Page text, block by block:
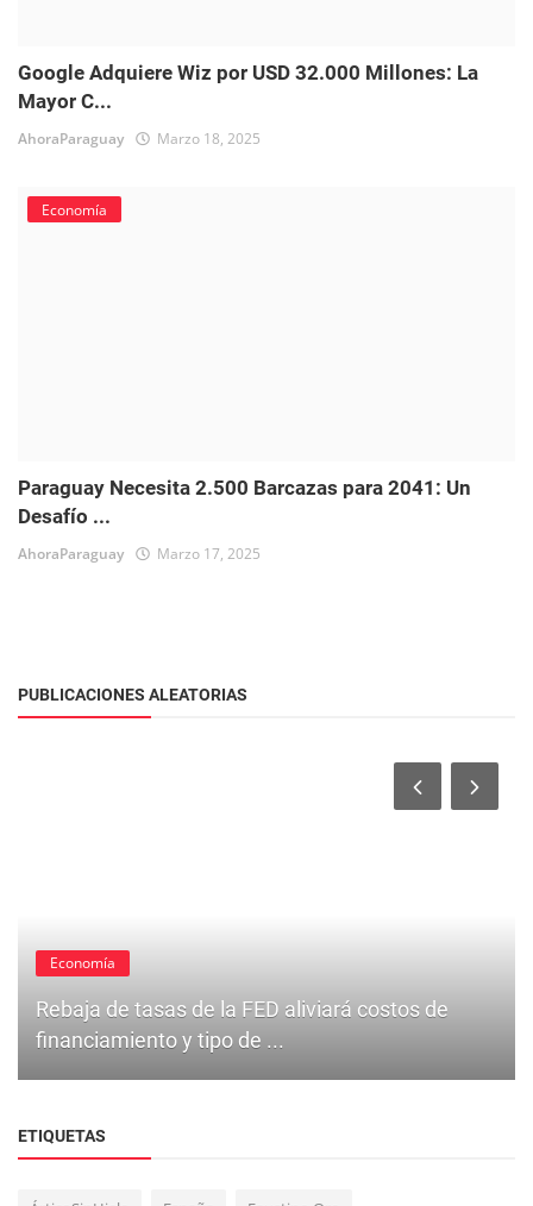
Google Adquiere Wiz por USD 32.000 Millones: La
Mayor C...
AhoraParaguay Marzo 18, 2025
Economía
Paraguay Necesita 2.500 Barcazas para 2041: Un
Desafío ...
AhoraParaguay Marzo 17, 2025
PUBLICACIONES ALEATORIAS
Economía
Rebaja de tasas de la FED aliviará costos de
financiamiento y tipo de ...
ETIQUETAS